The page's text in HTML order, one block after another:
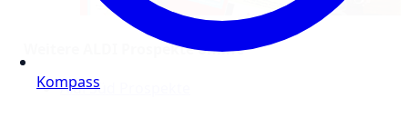
Weitere ALDI Prospekte online
Aldi Süd Prospekte
Kompass